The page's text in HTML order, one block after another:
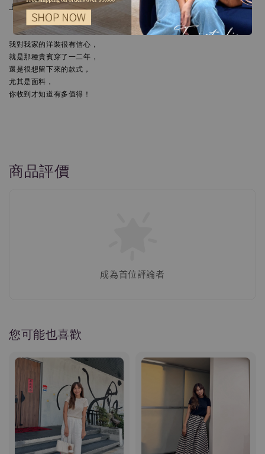
上班，約會，帶孩子出門也不會怕洋裝太短：）））
我對我家的洋裝很有信心，
就是那種貴賓穿了一二年，
還是很想留下來的款式，
尤其是面料，
你收到才知道有多值得！
商品評價
成為首位評論者
您可能也喜歡